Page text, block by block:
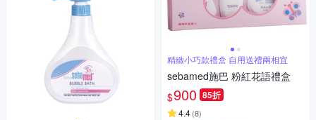
精緻小巧款禮盒 自用送禮兩相宜
sebamed施巴 粉紅花語禮盒
$900 85折
4.4(8)